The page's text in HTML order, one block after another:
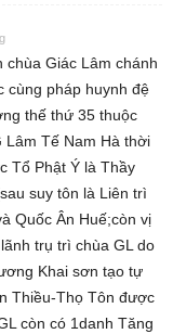
chùa Giác Lâm chánh
cùng pháp huynh đệ
thế thứ 35 thuộc
Lâm Tế Nam Hà thời
Tổ Phật Ý là Thầy
suy tôn là Liên trì
Quốc Ân Huế;còn vị
trụ trì chùa GL do
Khai sơn tạo tự
Thiều-Thọ Tôn được
còn có 1danh Tăng